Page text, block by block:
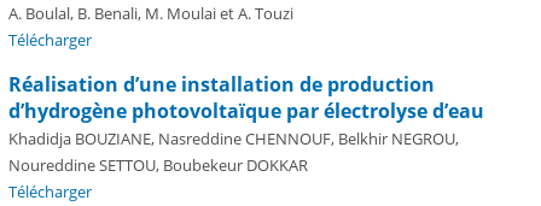
A. Boulal, B. Benali, M. Moulai et A. Touzi
Télécharger
Réalisation d’une installation de production
d’hydrogène photovoltaïque par électrolyse d’eau
Khadidja BOUZIANE, Nasreddine CHENNOUF, Belkhir NEGROU,
Noureddine SETTOU, Boubekeur DOKKAR
Télécharger